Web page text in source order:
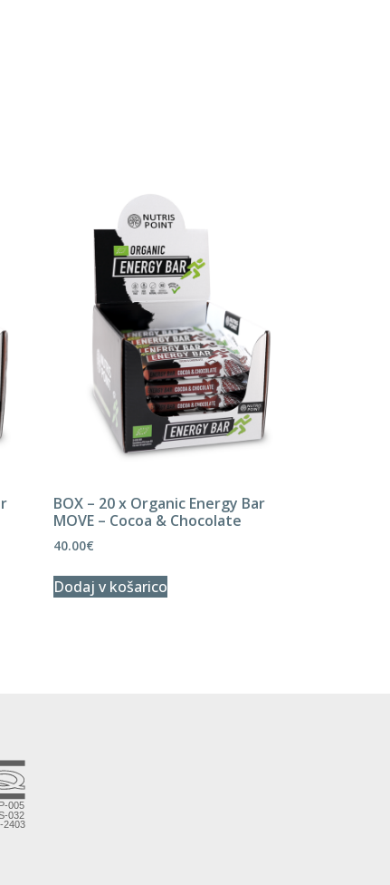
BOX – 20 x Organic Energy Bar
MOVE – Cocoa & Chocolate
40.00€
Dodaj v košarico